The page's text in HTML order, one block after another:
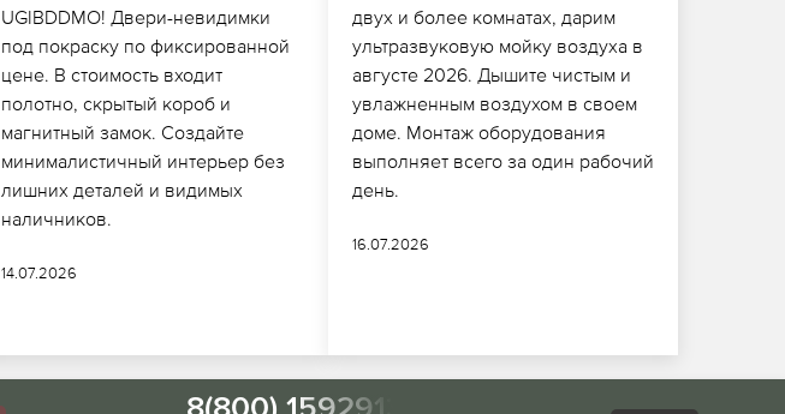
UGIBDDMO! Двери-невидимки
под покраску по фиксированной
цене. В стоимость входит
полотно, скрытый короб и
магнитный замок. Создайте
минималистичный интерьер без
лишних деталей и видимых
наличников.
14.07.2026
двух и более комнатах, дарим
ультразвуковую мойку воздуха в
августе 2026. Дышите чистым и
увлажненным воздухом в своем
доме. Монтаж оборудования
выполняет всего за один рабочий
день.
16.07.2026